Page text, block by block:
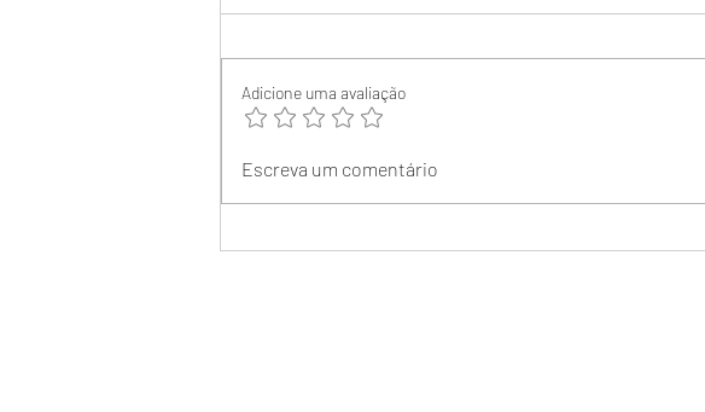
Adicione uma avaliação
Escreva um comentário